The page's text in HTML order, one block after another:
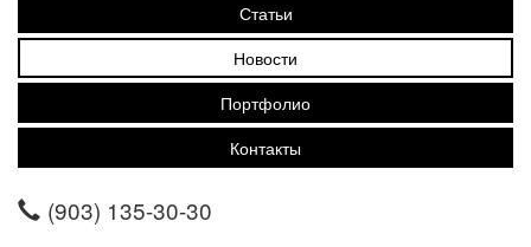
Статьи
Новости
Портфолио
Контакты
(903) 135-30-30